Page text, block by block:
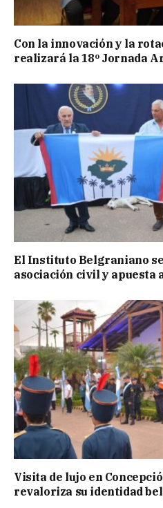
Con la innovación y la
realizará la 18º Jornada
El Instituto Belgraniano
asociación civil y apuesta
Visita de lujo en
revaloriza su identidad